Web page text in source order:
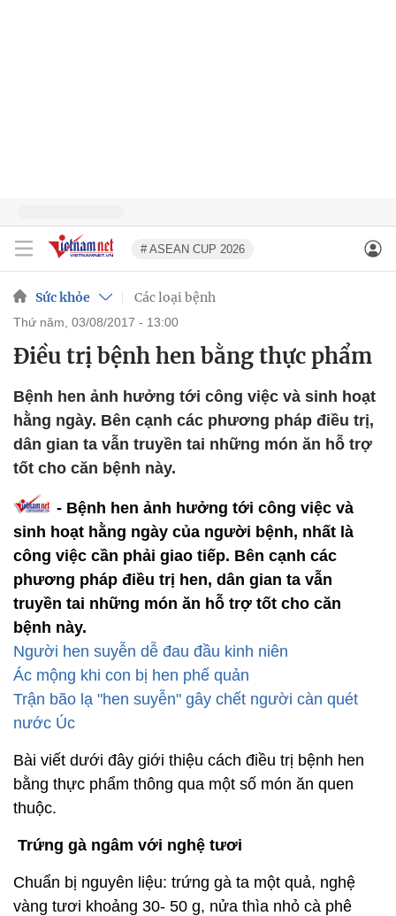
# ASEAN CUP 2026
Sức khỏe Các loại bệnh
thứ năm, 03/08/2017 - 13:00
Điều trị bệnh hen bằng thực phẩm
Bệnh hen ảnh hưởng tới công việc và sinh hoạt
hằng ngày. Bên cạnh các phương pháp điều trị,
dân gian ta vẫn truyền tai những món ăn hỗ trợ
tốt cho căn bệnh này.
- Bệnh hen ảnh hưởng tới công việc và
sinh hoạt hằng ngày của người bệnh, nhất là
công việc cần phải giao tiếp. Bên cạnh các
phương pháp điều trị hen, dân gian ta vẫn
truyền tai những món ăn hỗ trợ tốt cho căn
bệnh này.
Người hen suyễn dễ đau đầu kinh niên
Ác mộng khi con bị hen phế quản
Trận bão lạ "hen suyễn" gây chết người càn quét
nước Úc
Bài viết dưới đây giới thiệu cách điều trị bệnh hen
bằng thực phẩm thông qua một số món ăn quen
thuộc.
Trứng gà ngâm với nghệ tươi
Chuẩn bị nguyên liệu: trứng gà ta một quả, nghệ
vàng tươi khoảng 30- 50 g, nửa thìa nhỏ cà phê